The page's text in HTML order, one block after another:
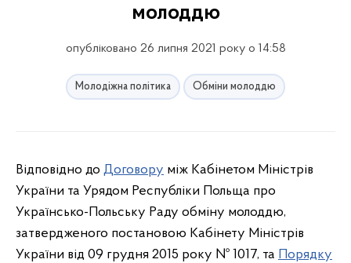
молоддю
опубліковано 26 липня 2021 року о 14:58
Молодіжна політика Обміни молоддю
Відповідно до Договору між Кабінетом Міністрів
України та Урядом Республіки Польща про
Українсько-Польську Раду обміну молоддю,
затвердженого постановою Кабінету Міністрів
України від 09 грудня 2015 року № 1017, та Порядку